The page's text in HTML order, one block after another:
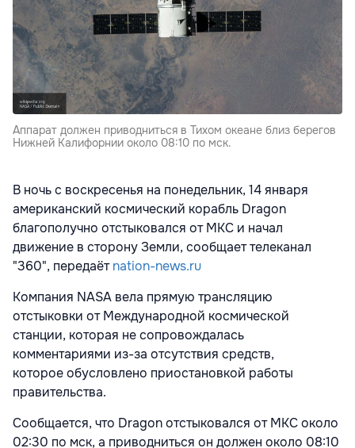
Аппарат должен приводниться в Тихом океане близ берегов
Нижней Калифорнии около 08:10 по мск.
В ночь с воскресенья на понедельник, 14 января
американский космический корабль Dragon
благополучно отстыковался от МКС и начал
движение в сторону Земли, сообщает телеканал
"360", передаётnation-news.ru
Компания NASA вела прямую трансляцию
отстыковки от Международной космической
станции, которая не сопровождалась
комментариями из-за отсутствия средств,
которое обусловлено приостановкой работы
правительства.
Сообщается, что Dragon отстыковался от МКС около
02:30 по мск, а приводниться он должен около 08:10